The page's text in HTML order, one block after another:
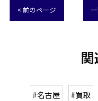
< 前のページ
#名古屋 #買取